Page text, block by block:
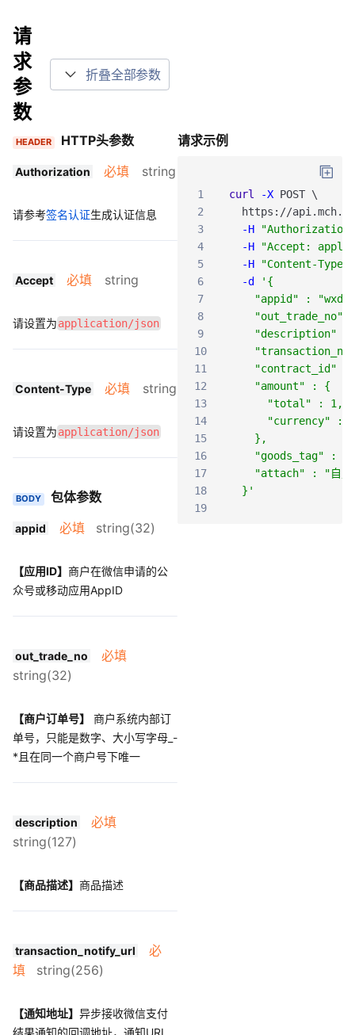
请
求
参
数
折叠全部参数
HEADER HTTP头参数
Authorization 必填 string
请参考签名认证生成认证信息
Accept 必填 string
请设置为application/json
Content-Type 必填 string
请设置为application/json
BODY 包体参数
appid 必填 string(32)
【应用ID】 商户在微信申请的公
众号或移动应用AppID
out_trade_no
必填
string(32)
【商户订单号】
商户系统内部订
单号，只能是数字、大小写字母_-
*且在同一个商户号下唯一
description
必填
string(127)
【商品描述】 商品描述
transaction_notify_url
必
填
string(256)
【通知地址】 异步接收微信支付
结果通知的回调地址，通知URL
请求示例
1 curl -X POST \
2
https : //api .mch
3
-H
"Authorization:
4
-H
"Accept:
5
-H
"Content-
6
-d
'{
7
"appid" :
8
"out_trade_no"
9
"description" :
10
11
"contract_id" :
12
    "amount" : {
13
      "total" : 1,
14
"currency" :
15
    },
16
"goods_tag" :
17
"attach" : "自定
18
  }'
19